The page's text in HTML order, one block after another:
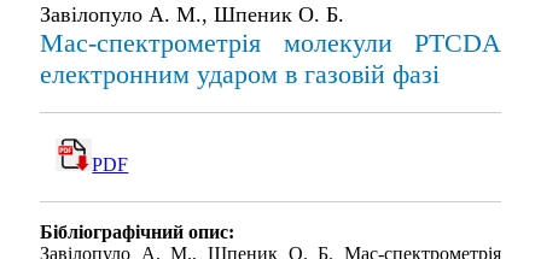
Завілопуло А. М., Шпеник О. Б.
Мас-спектрометрія молекули PTCDA
електронним ударом в газовій фазі
PDF
Бібліографічний опис:
Завілопуло А. М., Шпеник О. Б. Мас-спектрометрія